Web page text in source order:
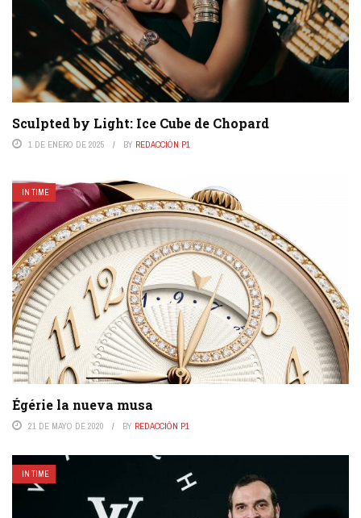
Sculpted by Light: Ice Cube de Chopard
1 DE ENERO DE 2025 BY REDACCIÓN P1
IN TIME
Égérie la nueva musa
21 DE MAYO DE 2020 BY REDACCIÓN P1
IN TIME